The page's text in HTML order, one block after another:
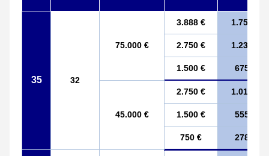
35 32
75.000 €
3.888 € 1.750 €
2.750 € 1.238 €
1.500 € 675 €
45.000 €
2.750 € 1.018 €
1.500 € 555 €
750 € 278 €